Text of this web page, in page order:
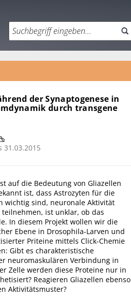
der Synaptogenese in
durch transgene
31.03.2015
auf die Bedeutung von Gliazellen
ist, dass Astrozyten für die
wichtig sind, neuronale Aktivität
ist unklar, ob das
In diesem Projekt wollen wir die
Ebene in Drosophila-Larven und
Priteine mittels Click-Chemie
Gibt es charakteristische
neuromaskulären Verbindung in
Zelle werden diese Proteine nur in
Reagieren Gliazellen ebenso
Aktivitätsmuster?